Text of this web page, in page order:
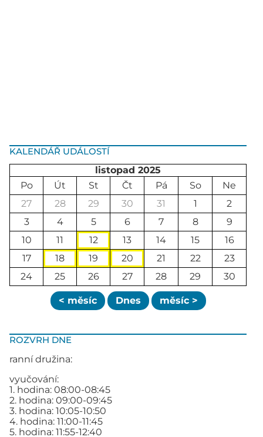
KALENDÁŘ UDÁLOSTÍ
listopad 2025
Po
Út St Čt Pá So
Ne
27
28 29 30 31 1
2
3
4 5 6 7 8
9
10
11 12 13 14 15
16
17
18 19 20 21 22
23
24
25 26 27 28 29 30
< měsíc Dnes měsíc >
ROZVRH DNE
ranní družina:
vyučování:
1. hodina: 08:00-08:45
2. hodina: 09:00-09:45
3. hodina: 10:05-10:50
4. hodina: 11:00-11:45
5. hodina: 11:55-12:40